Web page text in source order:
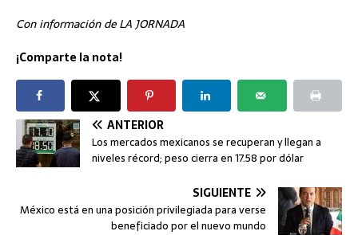
Con información de LA JORNADA
¡Comparte la nota!
ANTERIOR
Los mercados mexicanos se recuperan y llegan a
niveles récord; peso cierra en 17.58 por dólar
SIGUIENTE
México está en una posición privilegiada para verse
beneficiado por el nuevo mundo